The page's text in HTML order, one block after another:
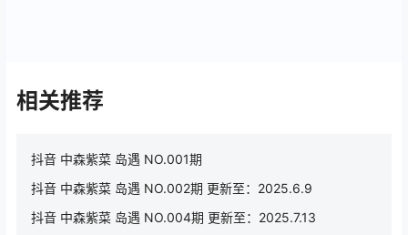
相关推荐
抖音 中森紫菜 岛遇 NO.001期
抖音 中森紫菜 岛遇 NO.002期 更新至：2025.6.9
抖音 中森紫菜 岛遇 NO.004期 更新至：2025.7.13